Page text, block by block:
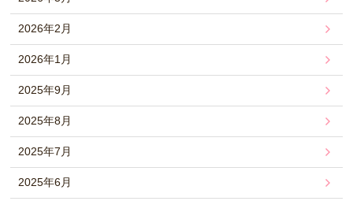
2026年2月
2026年1月
2025年9月
2025年8月
2025年7月
2025年6月